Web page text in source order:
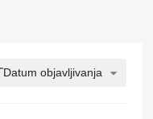
Datum objavljivanja